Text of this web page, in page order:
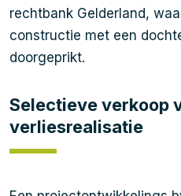
rechtbank Gelderland,
constructie met een
doorgeprikt.
Selectieve verkoop
verliesrealisatie